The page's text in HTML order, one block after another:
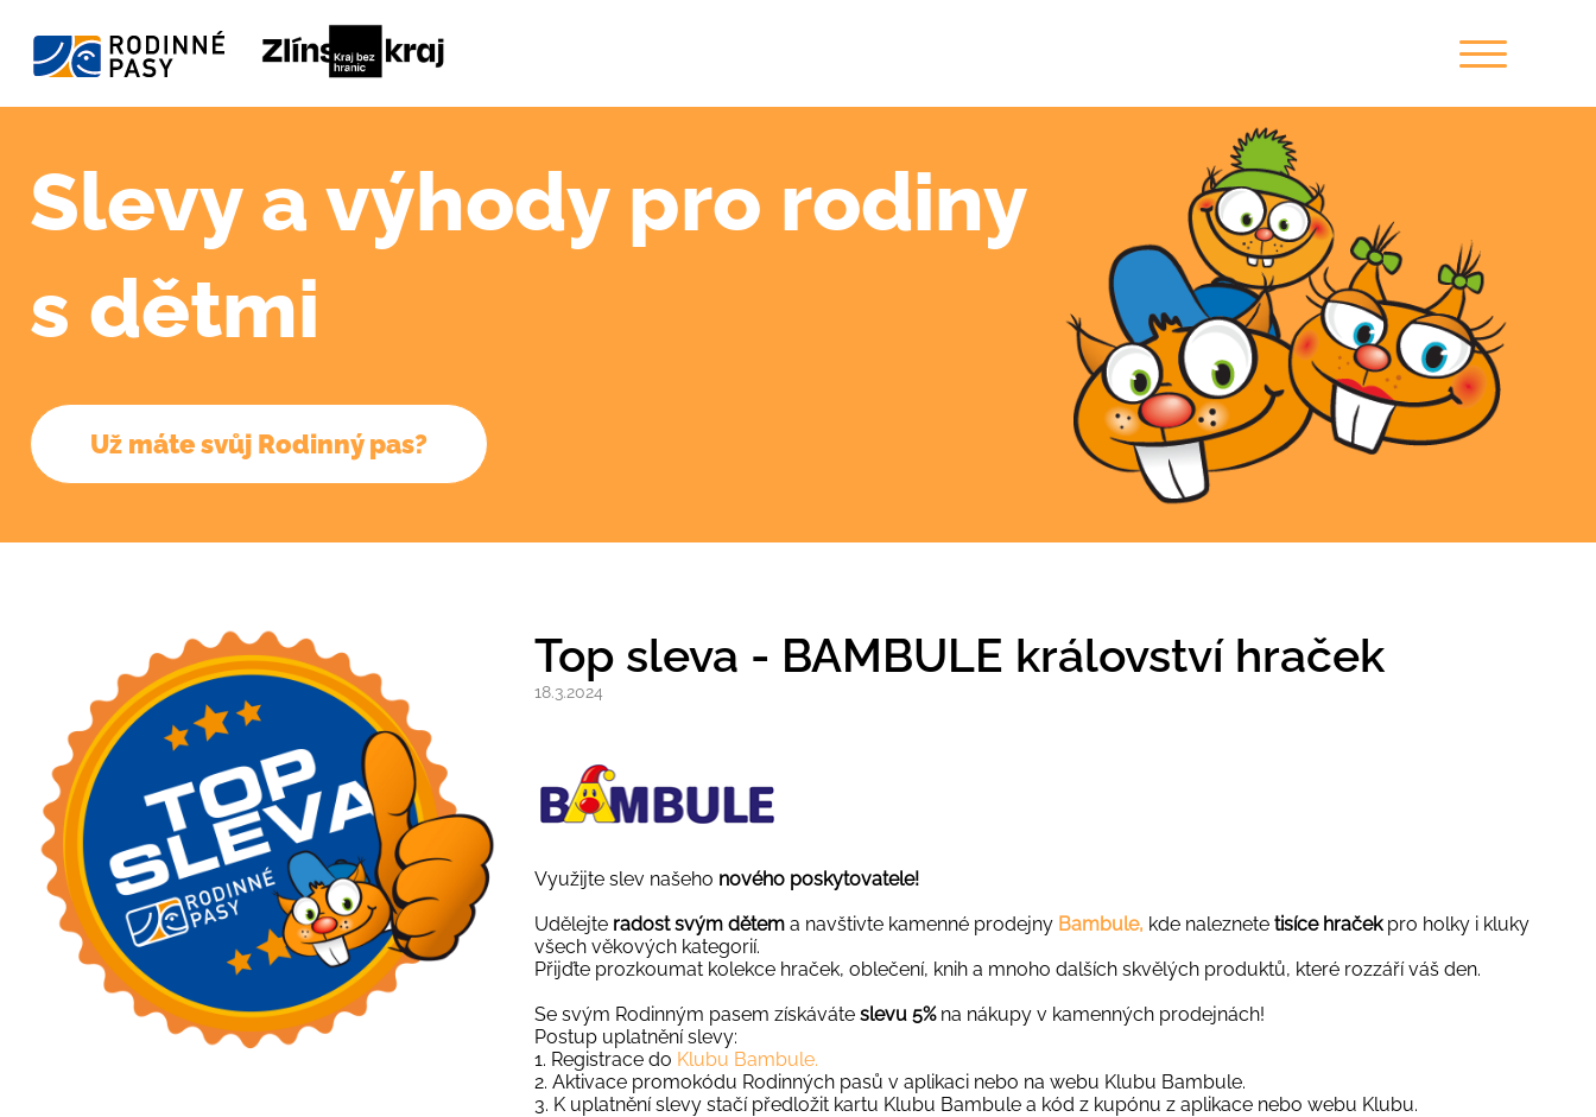
Slevy a výhody pro rodiny
s dětmi
Už máte svůj Rodinný pas?
Top sleva - BAMBULE království hraček
18.3.2024
Využijte slev našeho nového poskytovatele!
Udělejte radost svým dětem a navštivte kamenné prodejny Bambule, kde naleznete tisíce hračekpro holky i kluky
všech věkových kategorií.
Přijďte prozkoumat kolekce hraček, oblečení, knih a mnoho dalších skvělých produktů, které rozzáří váš den.
Se svým Rodinným pasem získáváte slevu 5%na nákupy v kamenných prodejnách!
Postup uplatnění slevy:
1. Registrace do Klubu Bambule.
2. Aktivace promokódu Rodinných pasů v aplikaci nebo na webu Klubu Bambule.
3. K uplatnění slevy stačí předložit kartu Klubu Bambule a kód z kupónu z aplikace nebo webu Klubu.